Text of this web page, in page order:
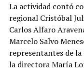
La actividad contó
regional Cristóbal
Carlos Alfaro
Marcelo Salvo
representantes de
la directora María